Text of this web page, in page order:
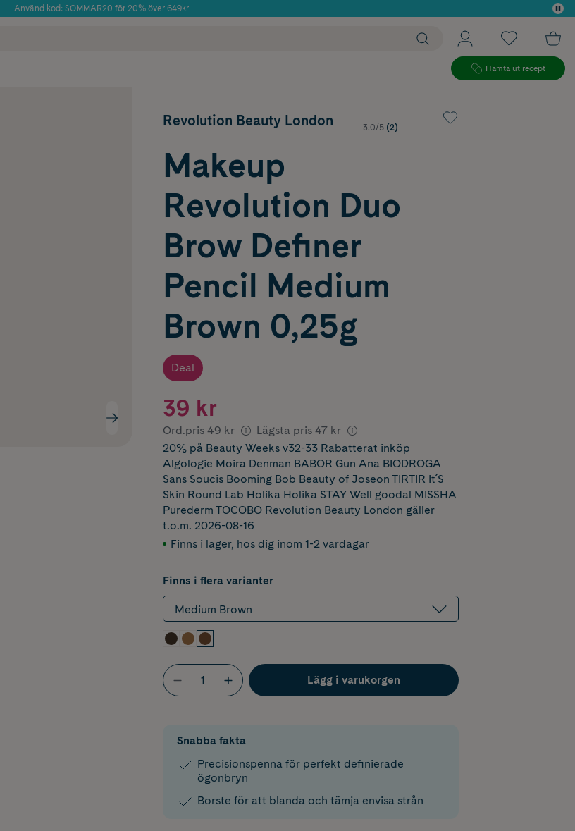
Använd kod: SOMMAR20 för 20% över 649kr
Hämta ut recept
Revolution Beauty London 3.0/5 (2)
Makeup
Revolution Duo
Brow Definer
Pencil Medium
Brown 0,25g
Deal
39 kr
Ord.pris 49 kr Lägsta pris 47 kr
20% på Beauty Weeks v32-33 Rabatterat inköp
Algologie Moira Denman BABOR Gun Ana BIODROGA
Sans Soucis Booming Bob Beauty of Joseon TIRTIR It´S
Skin Round Lab Holika Holika STAY Well goodal MISSHA
Purederm TOCOBO Revolution Beauty London gäller
t.o.m. 2026-08-16
Finns i lager, hos dig inom 1-2 vardagar
Finns i flera varianter
Medium Brown
Lägg i varukorgen
Snabba fakta
Precisionspenna för perfekt definierade
ögonbryn
Borste för att blanda och tämja envisa strån